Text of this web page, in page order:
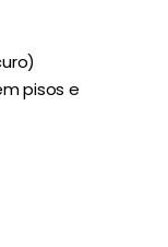
pisos e